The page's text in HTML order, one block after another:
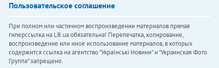
Пользовательское соглашение
При полном или частичном воспроизведении материалов прямая
гиперссылка на LB.ua обязательна! Перепечатка, копирование,
воспроизведение или иное использование материалов, в которых
содержится ссылка на агентство "Українськi Новини" и "Украинская Фото
Группа" запрещено.